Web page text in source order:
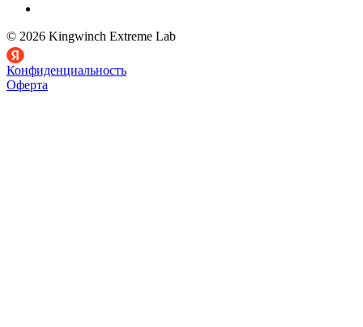
© 2026 Kingwinch Extreme Lab
Конфиденциальность
Оферта